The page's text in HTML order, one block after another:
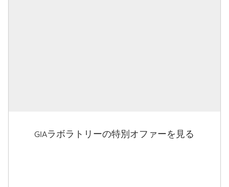
GIAラボラトリーの特別オファーを見る